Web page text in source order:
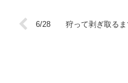
6/28 狩って剥ぎ取るま